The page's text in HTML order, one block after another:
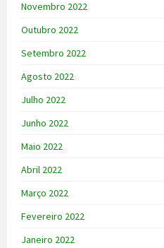
Novembro 2022
Outubro 2022
Setembro 2022
Agosto 2022
Julho 2022
Junho 2022
Maio 2022
Abril 2022
Março 2022
Fevereiro 2022
Janeiro 2022